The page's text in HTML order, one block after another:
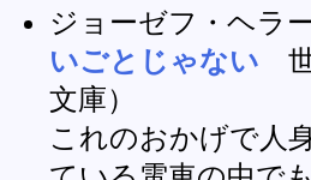
ジョーゼフ・ヘラ
いごとじゃない
文庫）
これのおかげで人